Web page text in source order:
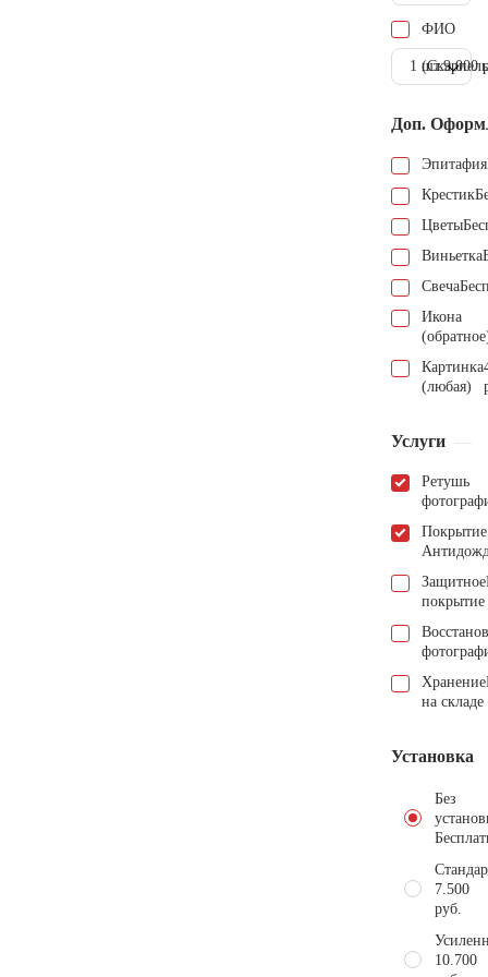
ФИО
1 шт.9.000
Доп.
Эпитафия
Крестик
Цветы
Виньетка
Свеча
Икона
Картинка
(любая)
Услуги
Ретушь
Покрытие
Защитное
покрытие
Хранение
на складе
Установка
Без
7.500
руб.
10.700